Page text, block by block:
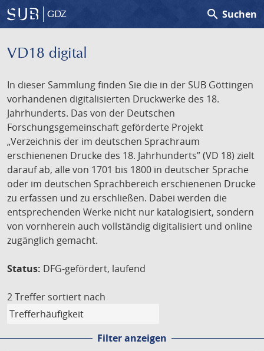
GDZ search Suchen
VD18 digital
In dieser Sammlung finden Sie die in der SUB Göttingen
vorhandenen digitalisierten Druckwerke des 18.
Jahrhunderts. Das von der Deutschen
Forschungsgemeinschaft geförderte Projekt
„Verzeichnis der im deutschen Sprachraum
erschienenen Drucke des 18. Jahrhunderts” (VD 18) zielt
darauf ab, alle von 1701 bis 1800 in deutscher Sprache
oder im deutschen Sprachbereich erschienenen Drucke
zu erfassen und zu erschließen. Dabei werden die
entsprechenden Werke nicht nur katalogisiert, sondern
von vornherein auch vollständig digitalisiert und online
zugänglich gemacht.
Status: DFG-gefördert, laufend
2 Treffer sortiert nach
Filter anzeigen